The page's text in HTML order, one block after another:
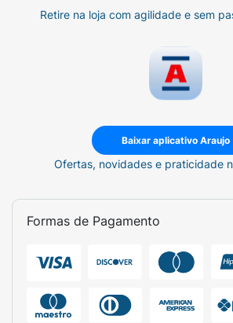
Retire na loja com agilidade e sem
Baixar aplicativo Araujo
Ofertas, novidades e praticidade
Formas de Pagamento